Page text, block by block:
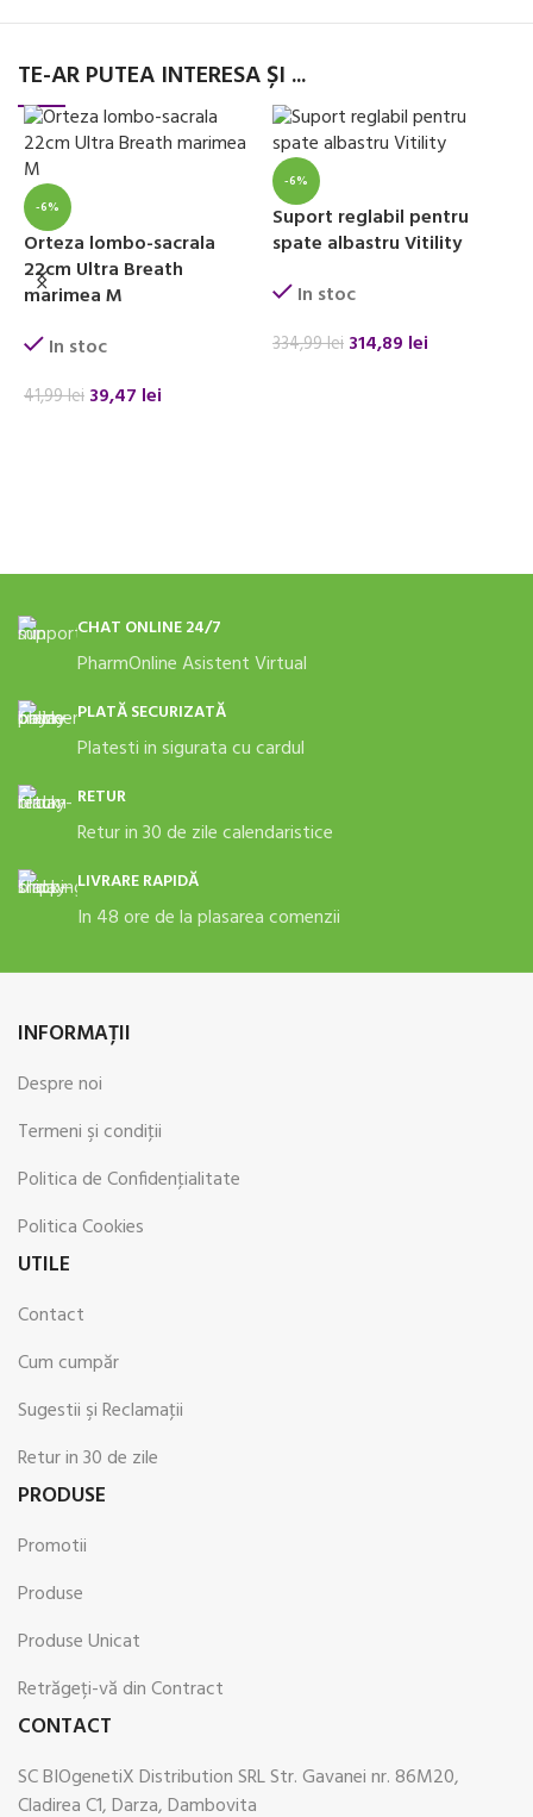
TE-AR PUTEA INTERESA ȘI ...
-6%
Orteza lombo-sacrala
22cm Ultra Breath
marimea M
In stoc
41,99lei 39,47 lei
-6%
Suport reglabil pentru
spate albastru Vitility
In stoc
334,99lei 314,89 lei
CHAT ONLINE 24/7
PharmOnline Asistent Virtual
PLATĂ SECURIZATĂ
Platesti in sigurata cu cardul
RETUR
Retur in 30 de zile calendaristice
LIVRARE RAPIDĂ
In 48 ore de la plasarea comenzii
INFORMAŢII
Despre noi
Termeni şi condiţii
Politica de Confidenţialitate
Politica Cookies
UTILE
Contact
Cum cumpăr
Sugestii şi Reclamaţii
Retur in 30 de zile
PRODUSE
Promotii
Produse
Produse Unicat
Retrăgeți-vă din Contract
CONTACT
SC BIOgenetiX Distribution SRL Str. Gavanei nr. 86M20,
Cladirea C1, Darza, Dambovita